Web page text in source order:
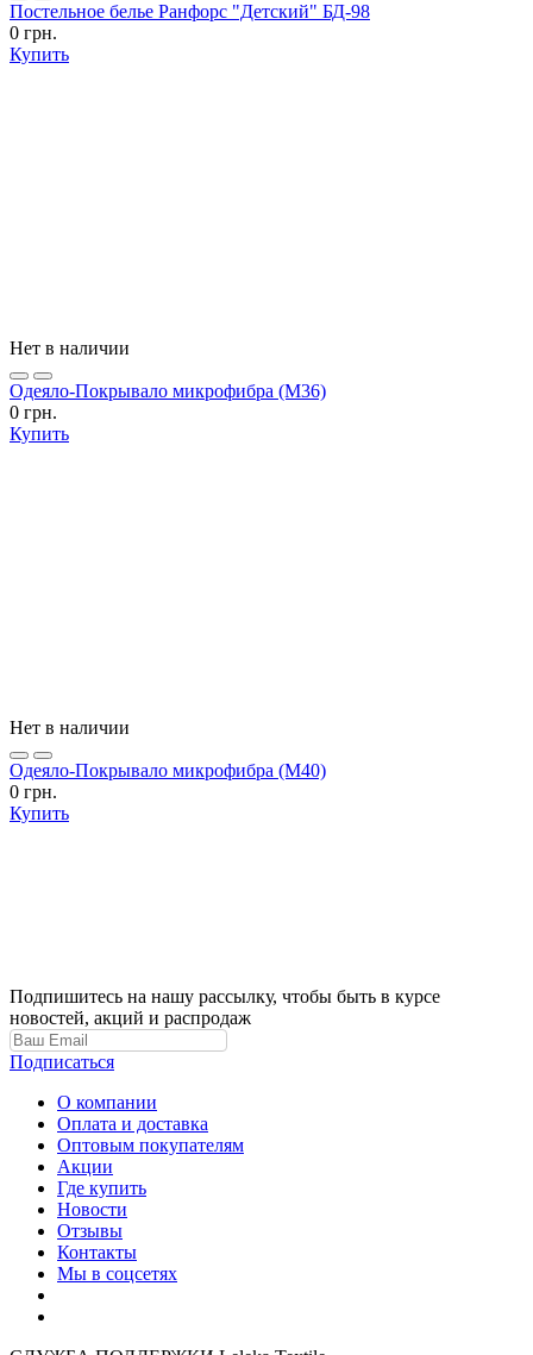
Постельное белье Ранфорс "Детский" БД-98
0 грн.
Купить
Нет в наличии
Одеяло-Покрывало микрофибра (М36)
0 грн.
Купить
Нет в наличии
Одеяло-Покрывало микрофибра (М40)
0 грн.
Купить
Подпишитесь на нашу рассылку, чтобы быть в курсе
новостей, акций и распродаж
Подписаться
О компании
Оплата и доставка
Оптовым покупателям
Акции
Где купить
Новости
Отзывы
Контакты
Мы в соцсетях